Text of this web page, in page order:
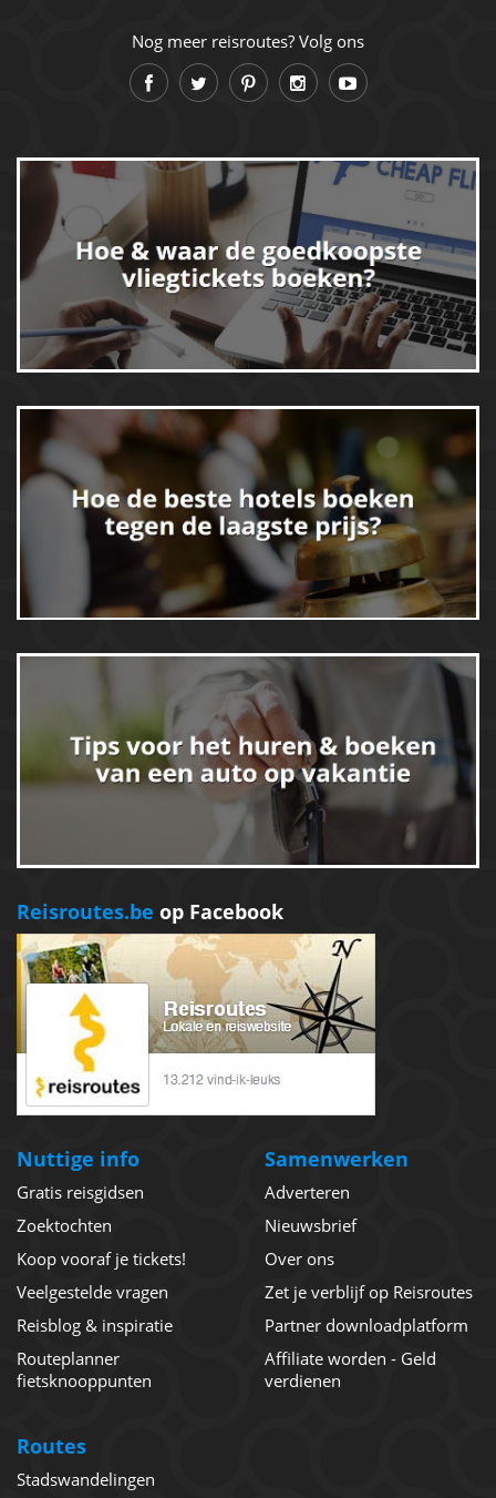
Nog meer reisroutes? Volg ons
Reisroutes.be op Facebook
Nuttige info
Gratis reisgidsen
Zoektochten
Koop vooraf je tickets!
Veelgestelde vragen
Reisblog & inspiratie
Routeplanner
fietsknooppunten
Samenwerken
Adverteren
Nieuwsbrief
Over ons
Zet je verblijf op Reisroutes
Partner downloadplatform
Affiliate worden - Geld
verdienen
Routes
Stadswandelingen